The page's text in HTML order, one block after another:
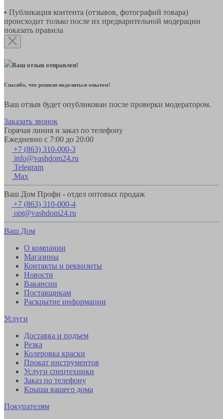
• Публикация контента (отзывов, фотографий товара)
происходит только после их предварительной модерации
показать правила
Ваш отзыв отправлен!
Спасибо, что решили поделиться опытом!
Ваш отзыв будет опубликован после проверки модератором.
Заказать звонок
Горячая линия и заказ по телефону
Ежедневно с 7:00 до 20:00
+7 (863) 310-000-3
info@vashdom24.ru
Telegram
Max
Ваш Дом Профи - отдел оптовых продаж
+7 (863) 310-000-4
opt@vashdom24.ru
Ваш Дом
О компании
Магазины
Контакты и реквизиты
Новости
Вакансии
Поставщикам
Раскрытие информации
Услуги
Доставка и подъем
Резка
Колеровка краски
Прокат инструментов
Услуги спецтехники
Заказ по телефону
Крыша вашего дома
Покупателям